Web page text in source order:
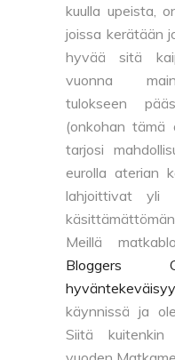
kuulla upeista,
joissa kerätään
hyvää sitä
vuonna
tulokseen
(onkohan tämä
tarjosi
eurolla aterian
lahjoittivat yli
käsittämättömän
Meillä
käynnissä ja
Siitä kuitenkin